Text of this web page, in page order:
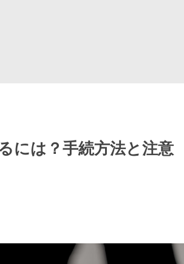
には？手続方法と注意